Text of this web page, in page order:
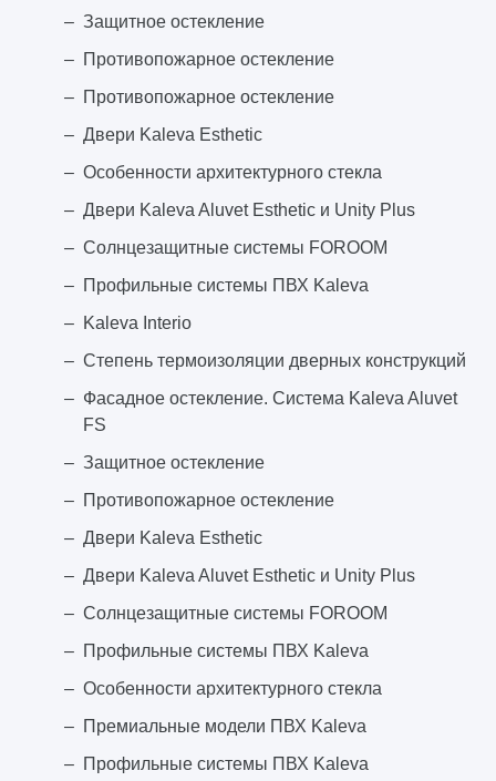
Защитное остекление
Противопожарное остекление
Противопожарное остекление
Двери Kaleva Esthetic
Особенности архитектурного стекла
Двери Kaleva Aluvet Esthetic и Unity Plus
Солнцезащитные системы FOROOM
Профильные системы ПВХ Kaleva
Kaleva Interio
Степень термоизоляции дверных конструкций
Фасадное остекление. Система Kaleva Aluvet
FS
Защитное остекление
Противопожарное остекление
Двери Kaleva Esthetic
Двери Kaleva Aluvet Esthetic и Unity Plus
Солнцезащитные системы FOROOM
Профильные системы ПВХ Kaleva
Особенности архитектурного стекла
Премиальные модели ПВХ Kaleva
Профильные системы ПВХ Kaleva